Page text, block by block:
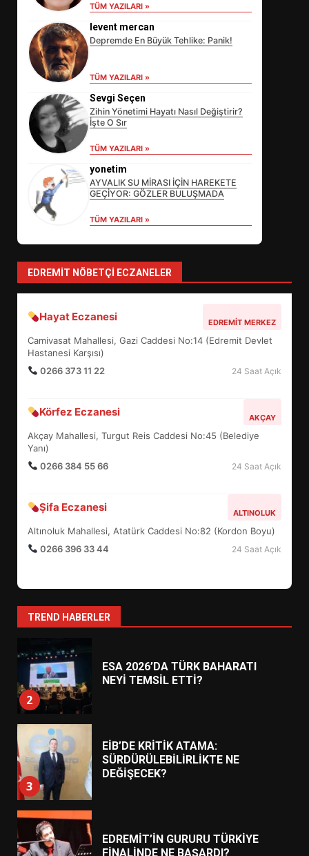
TÜM YAZILARI »
levent mercan
Depremde En Büyük Tehlike: Panik!
TÜM YAZILARI »
Sevgi Seçen
Zihin Yönetimi Hayatı Nasıl Değiştirir?
İşte O Sır
TÜM YAZILARI »
yonetim
AYVALIK SU MİRASI İÇİN HAREKETE
GEÇİYOR: GÖZLER BULUŞMADA
TÜM YAZILARI »
EDREMIT NÖBETÇI ECZANELER
Hayat Eczanesi EDREMIT MERKEZ
Camivasat Mahallesi, Gazi Caddesi No:14 (Edremit Devlet
Hastanesi Karşısı)
0266 373 11 22
24 Saat Açık
Körfez Eczanesi AKÇAY
Akçay Mahallesi, Turgut Reis Caddesi No:45 (Belediye
Yanı)
0266 384 55 66
24 Saat Açık
Şifa Eczanesi ALTINOLUK
Altınoluk Mahallesi, Atatürk Caddesi No:82 (Kordon Boyu)
0266 396 33 44
24 Saat Açık
TREND HABERLER
3
EİB’DE KRİTİK ATAMA:
SÜRDÜRÜLEBİLİRLİKTE NE
DEĞİŞECEK?
4
EDREMİT’İN GURURU TÜRKİYE
FİNALİNDE NE BAŞARDI?
5
BALIKESİR MÜZELERİNDE SÜRE
UZATILDI: NE DEĞİŞTİ?
BURHANİYE SATRANÇ
TURNUVASI KAYITLARI NEYİ
DEĞİŞTİRİYOR?
7
YENİ YÖNETİM NASIL
1
AYVALIK SU MİRASI İÇİN
HAREKETE GEÇİYOR: GÖZLER
ESA 2026’DA TÜRK BAHARATI
NEYİ TEMSİL ETTİ?
3
EİB’DE KRİTİK ATAMA:
4
EDREMİT’İN GURURU TÜRKİYE